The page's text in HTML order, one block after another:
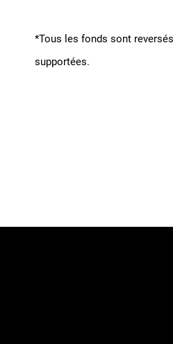
*Tous les fonds sont
supportées.